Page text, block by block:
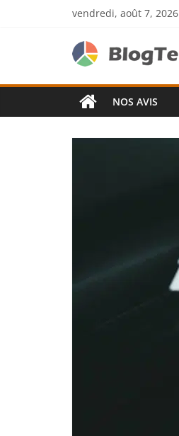
vendredi, août 7, 2026
NOS AVIS